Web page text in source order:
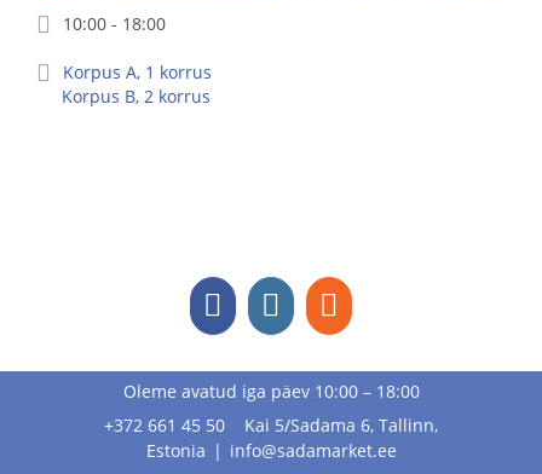
10:00 - 18:00
Korpus A, 1 korrus
Korpus B, 2 korrus
Oleme avatud iga päev 10:00 – 18:00
+372 661 45 50 Kai 5/Sadama 6, Tallinn,
Estonia | info@sadamarket.ee